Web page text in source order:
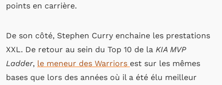
points en carrière.
De son côté, Stephen Curry enchaine les prestations
XXL. De retour au sein du Top 10 de la KIA MVP
Ladder, le meneur des Warriors est sur les mêmes
bases que lors des années où il a été élu meilleur